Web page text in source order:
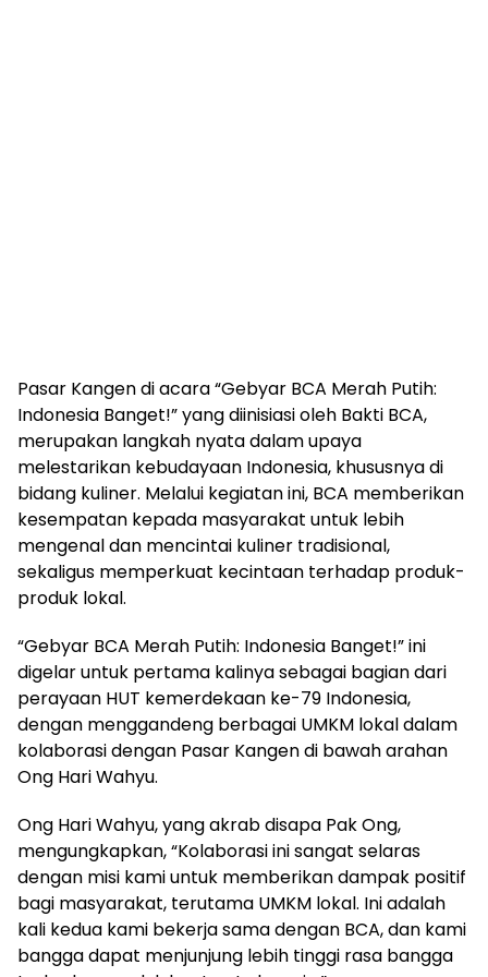
Pasar Kangen di acara “Gebyar BCA Merah Putih:
Indonesia Banget!” yang diinisiasi oleh Bakti BCA,
merupakan langkah nyata dalam upaya
melestarikan kebudayaan Indonesia, khususnya di
bidang kuliner. Melalui kegiatan ini, BCA memberikan
kesempatan kepada masyarakat untuk lebih
mengenal dan mencintai kuliner tradisional,
sekaligus memperkuat kecintaan terhadap produk-
produk lokal.
“Gebyar BCA Merah Putih: Indonesia Banget!” ini
digelar untuk pertama kalinya sebagai bagian dari
perayaan HUT kemerdekaan ke-79 Indonesia,
dengan menggandeng berbagai UMKM lokal dalam
kolaborasi dengan Pasar Kangen di bawah arahan
Ong Hari Wahyu.
Ong Hari Wahyu, yang akrab disapa Pak Ong,
mengungkapkan, “Kolaborasi ini sangat selaras
dengan misi kami untuk memberikan dampak positif
bagi masyarakat, terutama UMKM lokal. Ini adalah
kali kedua kami bekerja sama dengan BCA, dan kami
bangga dapat menjunjung lebih tinggi rasa bangga